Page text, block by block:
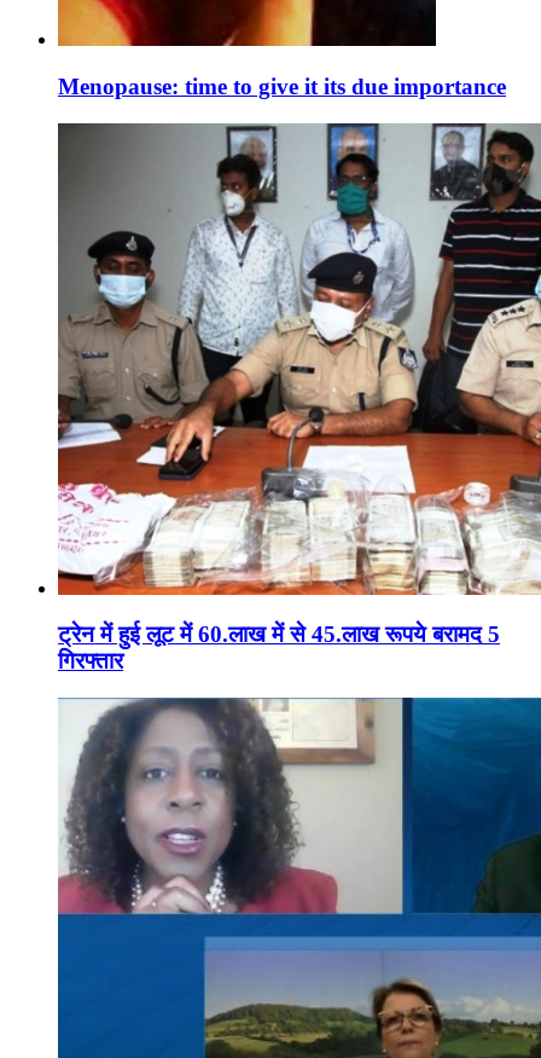
Menopause: time to give it its due importance
ट्रेन में हुई लूट में 60.लाख में से 45.लाख रूपये बरामद 5
गिरफ्तार